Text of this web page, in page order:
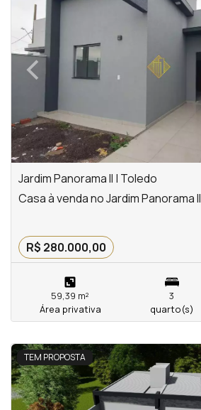
‹Previous
Jardim Panorama II | Toledo
Casa à venda no Jardim Panorama II
R$ 280.000,00
59,39 m²
Área privativa
3
quarto(s)
TEM PROPOSTA
<<<<